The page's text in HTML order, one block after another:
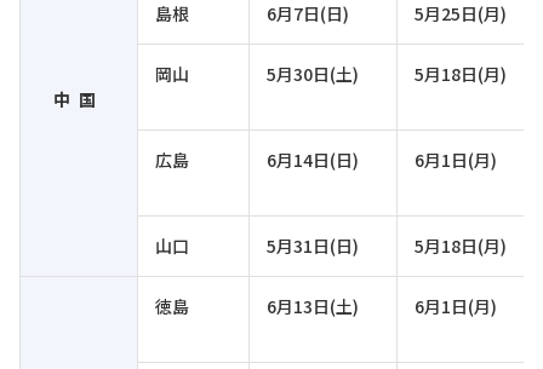
中国
島根 6月7日(日) 5月25日(月)
岡山 5月30日(土) 5月18日(月)
広島 6月14日(日) 6月1日(月)
山口 5月31日(日) 5月18日(月)
徳島 6月13日(土) 6月1日(月)